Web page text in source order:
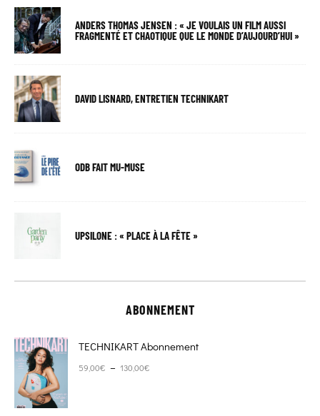
ANDERS THOMAS JENSEN : « JE VOULAIS UN FILM AUSSI
FRAGMENTÉ ET CHAOTIQUE QUE LE MONDE D’AUJOURD’HUI »
DAVID LISNARD, ENTRETIEN TECHNIKART
ODB FAIT MU-MUSE
UPSILONE : « PLACE À LA FÊTE »
ABONNEMENT
TECHNIKART Abonnement
59,00€ – 130,00€